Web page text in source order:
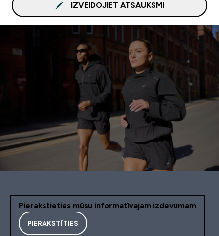
IZVEIDOJIET ATSAUKSMI
Pierakstieties mūsu informatīvajam izdevumam
PIERAKSTĪTIES